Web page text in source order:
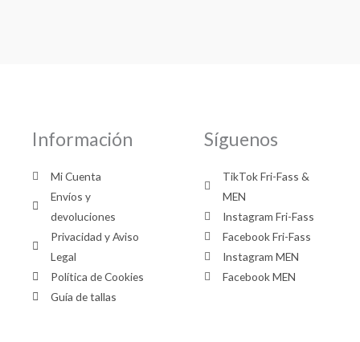
Información
Mi Cuenta
Envíos y
devoluciones
Privacidad y Aviso
Legal
Política de Cookies
Guía de tallas
Síguenos
TikTok Fri-Fass &
MEN
Instagram Fri-Fass
Facebook Fri-Fass
Instagram MEN
Facebook MEN